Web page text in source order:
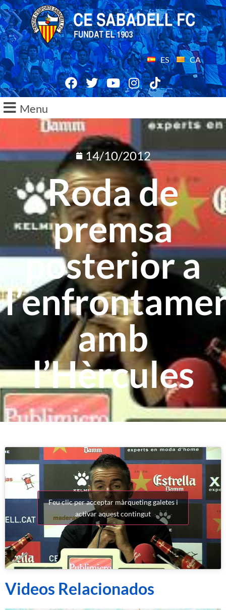
ES CA
Menu
14/10/2012
Roda de
premsa
posterior a
amb
l’Hèrcules
Feu clic per acceptar màrqueting galetes i
activar aquest contingut
Videos Relacionados